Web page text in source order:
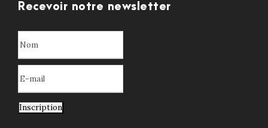
Recevoir notre newsletter
Inscription